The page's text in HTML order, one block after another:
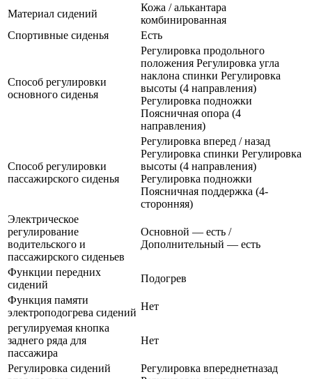
Материал сидений
Кожа / алькантара
комбинированная
Спортивные сиденья
Есть
Способ регулировки
основного сиденья
Регулировка продольного
положения Регулировка угла
наклона спинки Регулировка
высоты (4 направления)
Регулировка подножки
Поясничная опора (4
направления)
Способ регулировки
пассажирского сиденья
Регулировка вперед / назад
Регулировка спинки Регулировка
высоты (4 направления)
Регулировка подножки
Поясничная поддержка (4-
сторонняя)
Электрическое
регулирование
водительского и
пассажирского сиденьев
Основной — есть /
Дополнительный — есть
Функции передних
сидений
Подогрев
Функция памяти
электроподогрева сидений
Нет
регулируемая кнопка
заднего ряда для
пассажира
Нет
Регулировка сидений
Регулировка впереднетназад